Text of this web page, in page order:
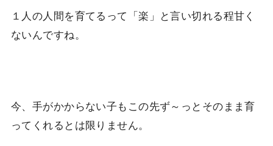
１人の人間を育てるって「楽」と言い切れる程甘く
ないんですね。
今、手がかからない子もこの先ず～っとそのまま育
ってくれるとは限りません。